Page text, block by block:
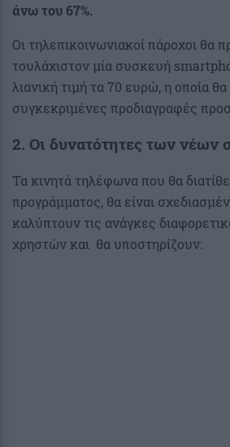
άνω του 67%.
Οι τηλεπικοινωνιακοί πάροχοι θα
τουλάχιστον μία συσκευή
λιανική τιμή τα 70 ευρώ, η οποία θα
συγκεκριμένες προδιαγραφές
2. Οι δυνατότητες των νέων
Τα κινητά τηλέφωνα που θα
προγράμματος, θα είναι
καλύπτουν τις ανάγκες
χρηστών και θα υποστηρίζουν: